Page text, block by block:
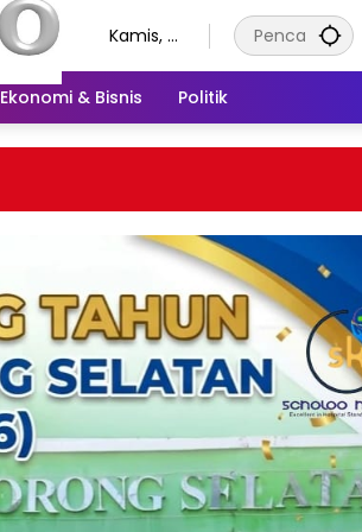
Kamis, 6
2026
Ekonomi & Bisnis Politik